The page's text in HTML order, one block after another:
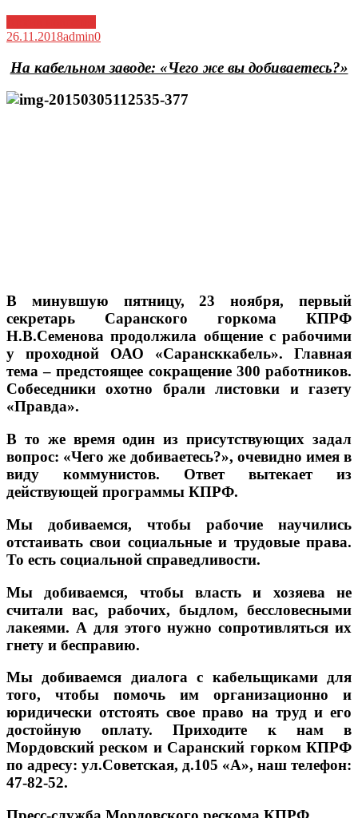
26.11.2018admin0
На кабельном заводе: «Чего же вы добиваетесь?»
В минувшую пятницу, 23 ноября, первый
секретарь Саранского горкома КПРФ
Н.В.Семенова продолжила общение с рабочими
у проходной ОАО «Сарансккабель». Главная
тема – предстоящее сокращение 300 работников.
Собеседники охотно брали листовки и газету
«Правда».
В то же время один из присутствующих задал
вопрос: «Чего же добиваетесь?», очевидно имея в
виду коммунистов. Ответ вытекает из
действующей программы КПРФ.
Мы добиваемся, чтобы рабочие научились
отстаивать свои социальные и трудовые права.
То есть социальной справедливости.
Мы добиваемся, чтобы власть и хозяева не
считали вас, рабочих, быдлом, бессловесными
лакеями. А для этого нужно сопротивляться их
гнету и бесправию.
Мы добиваемся диалога с кабельщиками для
того, чтобы помочь им организационно и
юридически отстоять свое право на труд и его
достойную оплату. Приходите к нам в
Мордовский реском и Саранский горком КПРФ
по адресу: ул.Советская, д.105 «А», наш телефон:
47-82-52.